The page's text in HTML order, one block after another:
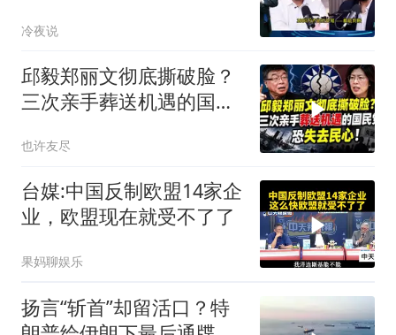
正的工业制造
冷夜说
邱毅郑丽文彻底撕破脸？
三次亲手葬送机遇的国民
也许友尽
台媒:中国反制欧盟14家企
业，欧盟现在就受不了了
果妈聊娱乐
扬言“斩首”却留活口？特